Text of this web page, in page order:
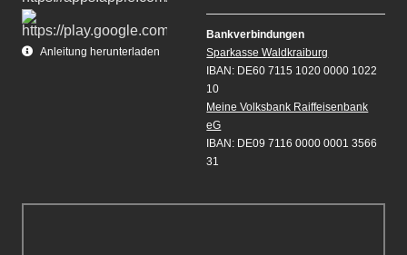
Anleitung herunterladen
Bankverbindungen
Sparkasse Waldkraiburg
IBAN: DE60 7115 1020 0000 1022
10
Meine Volksbank Raiffeisenbank
eG
IBAN: DE09 7116 0000 0001 3566
31